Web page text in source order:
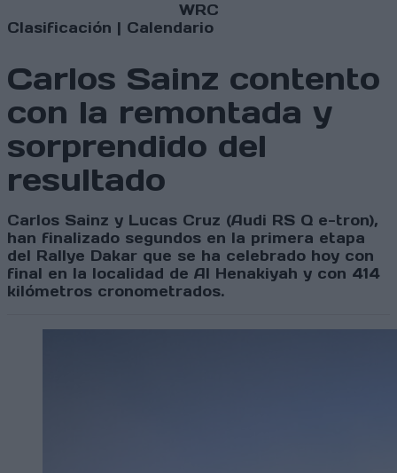
WRC
Clasificación | Calendario
Carlos Sainz contento
con la remontada y
sorprendido del
resultado
Carlos Sainz y Lucas Cruz (Audi RS Q e-tron),
han finalizado segundos en la primera etapa
del Rallye Dakar que se ha celebrado hoy con
final en la localidad de Al Henakiyah y con 414
kilómetros cronometrados.